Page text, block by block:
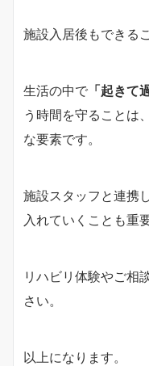
施設入居後もできる
生活の中で 「起きて
う時間を守ることは
な要素です。
施設スタッフと連携
入れていくことも重
リハビリ体験やご相
さい。
以上になります。